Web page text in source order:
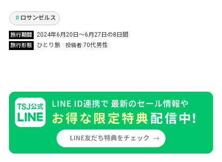
Vol.892
ロサンゼルス
旅行期間 2024年6月20日〜6月27日の8日間
旅行形態 ひとり旅 投稿者 70代男性